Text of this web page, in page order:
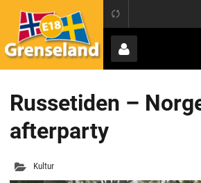
E18 Grenseland
Russetiden –
afterparty
Kultur